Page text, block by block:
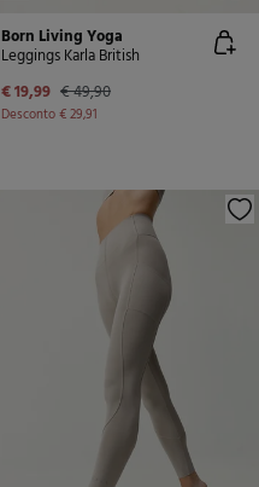
Born Living Yoga
Leggings Karla British
€ 19,99 € 49,90
Desconto€ 29,91